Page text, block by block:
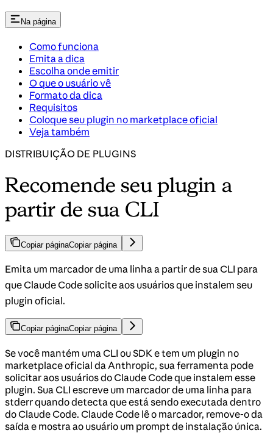
Na página
Como funciona
Emita a dica
Escolha onde emitir
O que o usuário vê
Formato da dica
Requisitos
Coloque seu plugin no marketplace oficial
Veja também
DISTRIBUIÇÃO DE PLUGINS
Recomende seu plugin a
partir de sua CLI
Copiar páginaCopiar página
Emita um marcador de uma linha a partir de sua CLI para
que Claude Code solicite aos usuários que instalem seu
plugin oficial.
Copiar páginaCopiar página
Se você mantém uma CLI ou SDK e tem um plugin no
marketplace oficial da Anthropic, sua ferramenta pode
solicitar aos usuários do Claude Code que instalem esse
plugin. Sua CLI escreve um marcador de uma linha para
stderr quando detecta que está sendo executada dentro
do Claude Code. Claude Code lê o marcador, remove-o da
saída e mostra ao usuário um prompt de instalação única.